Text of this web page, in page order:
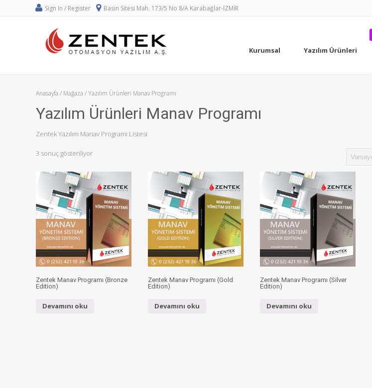
Sign In / Register Basın Sitesi Mah. 173/5 No 8/A Karabağlar-İZMİR
Kurumsal Yazılım Ürünleri
Anasayfa / Mağaza / Yazılım Ürünleri Manav Programı
Yazılım Ürünleri Manav Programı
Zentek Yazılım Manav Programı Listesi
3 sonuç gösteriliyor
Zentek Manav Programı (Bronze
Edition)
Devamını oku
Zentek Manav Programı (Gold
Edition)
Devamını oku
Zentek Manav Programı (Silver
Edition)
Devamını oku